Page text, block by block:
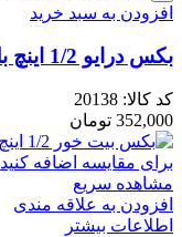
افزودن به سبد خرید
بکس درایو 1/2 اینچ بلند 6 پر سایز 15 توسن
کد کالا: 20138
352,000 تومان
برای مقایسه اضافه کنید
مشاهده سریع
افزودن به علاقه مندی
اطلاعات بیشتر